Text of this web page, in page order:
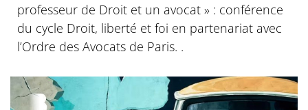
professeur de Droit et un avocat » : conférence
du cycle Droit, liberté et foi en partenariat avec
l’Ordre des Avocats de Paris. .